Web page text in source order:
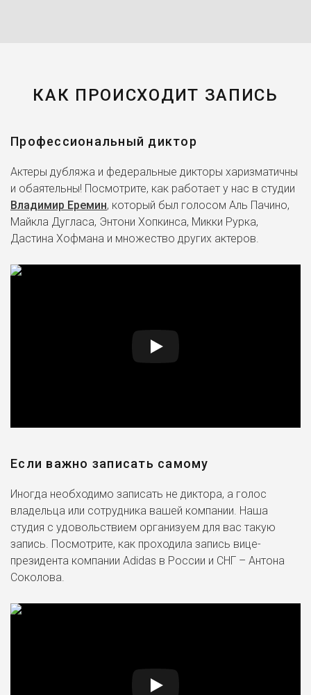
КАК ПРОИСХОДИТ ЗАПИСЬ
Профессиональный диктор
Актеры дубляжа и федеральные дикторы харизматичны
и обаятельны! Посмотрите, как работает у нас в студии
Владимир Еремин, который был голосом Аль Пачино,
Майкла Дугласа, Энтони Хопкинса, Микки Рурка,
Дастина Хофмана и множество других актеров.
Если важно записать самому
Иногда необходимо записать не диктора, а голос
владельца или сотрудника вашей компании. Наша
студия с удовольствием организуем для вас такую
запись. Посмотрите, как проходила запись вице-
президента компании Adidas в России и СНГ – Антона
Соколова.